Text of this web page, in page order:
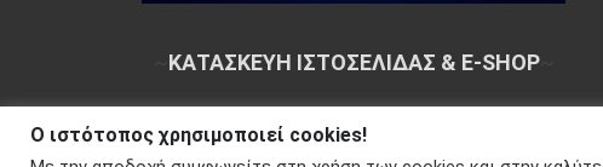
ΚΑΤΑΣΚΕΥΗ ΙΣΤΟΣΕΛΙΔΑΣ & E-SHOP~
Copyright © 2026 Your e-articles - WordPress Theme : by
Ο ιστότοπος χρησιμοποιεί cookies!